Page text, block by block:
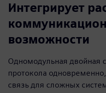
Интегрирует
возможности
Одномодульная двойная
протокола
связь для сложных